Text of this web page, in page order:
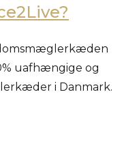
uafhængige og
i Danmark.